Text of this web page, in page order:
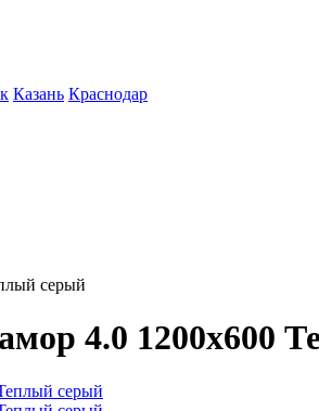
Казань Краснодар
серый
4.0 1200x600